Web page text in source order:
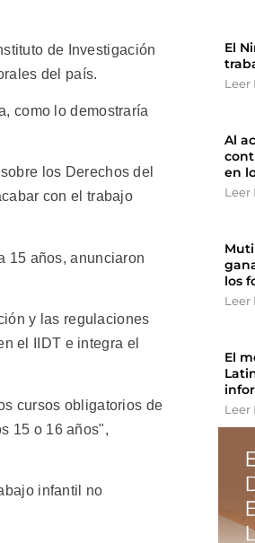
de Investigación
del país.
como lo demostraría
los Derechos del
con el trabajo
15 años, anunciaron
y las regulaciones
el IIDT e integra el
cursos obligatorios de
15 o 16 años",
infantil no
El
Leer
Al
en
Leer
los
Leer
El
Leer